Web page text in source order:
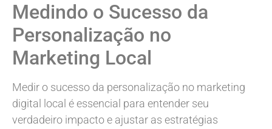
Medindo o Sucesso da
Personalização no
Marketing Local
Medir o sucesso da personalização no marketing
digital local é essencial para entender seu
verdadeiro impacto e ajustar as estratégias